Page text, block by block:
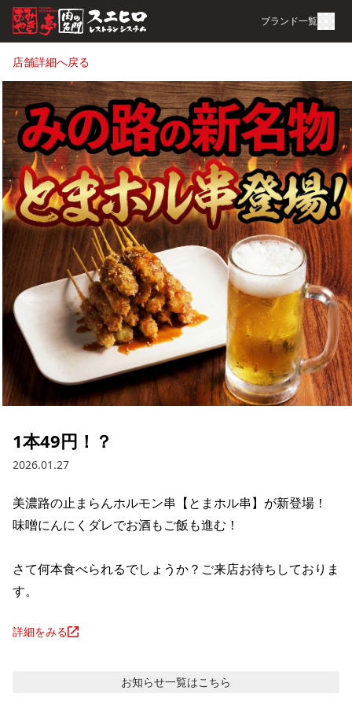
ブランド一覧
店舗詳細へ戻る
1本49円！？
2026.01.27
美濃路の止まらんホルモン串【とまホル串】が新登場！
味噌にんにくダレでお酒もご飯も進む！
さて何本食べられるでしょうか？ご来店お待ちしておりま
す。
詳細をみる
お知らせ一覧はこちら